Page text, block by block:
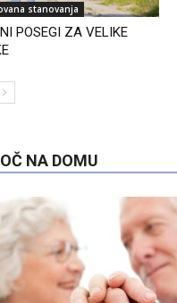
stanovanja
POSEGI ZA VELIKE
NA DOMU